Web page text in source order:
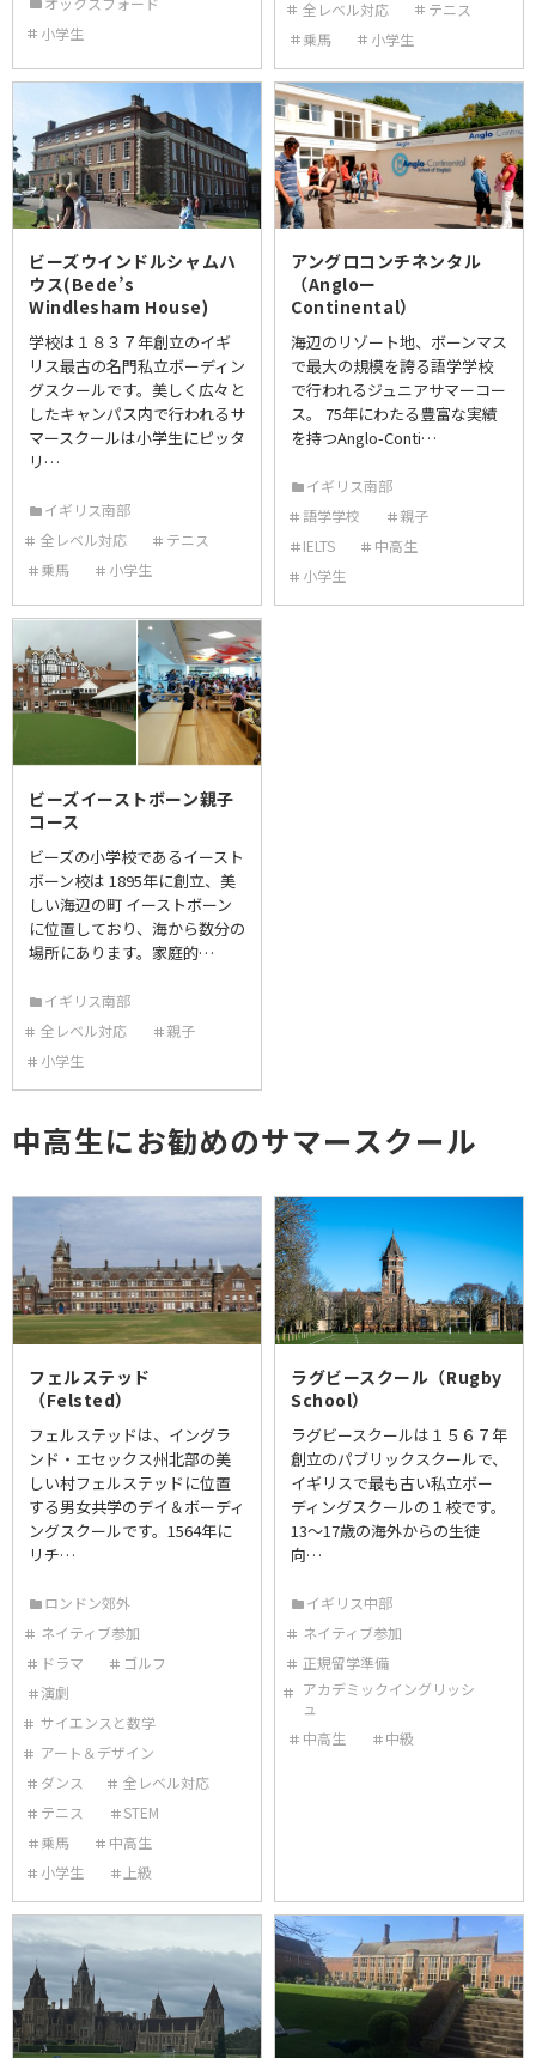
小学生
全レベル対応
テニス
乗馬
小学生
ビーズウインドルシャムハ
ウス(Bede’s
Windlesham House)
学校は１８３７年創立のイギ
リス最古の名門私立ボーディン
グスクールです。美しく広々と
したキャンパス内で行われるサ
マースクールは小学生にピッタ
リ…
イギリス南部
全レベル対応
テニス
乗馬
小学生
アングロコンチネンタル
（Angloー
Continental）
海辺のリゾート地、ボーンマス
で最大の規模を誇る語学学校
で行われるジュニアサマーコー
ス。 75年にわたる豊富な実績
を持つAnglo-Conti…
イギリス南部
語学学校
親子
IELTS
中高生
小学生
ビーズイーストボーン親子
コース
ビーズの小学校であるイースト
ボーン校は 1895年に創立、美
しい海辺の町 イーストボーン
に位置しており、海から数分の
場所にあります。家庭的…
イギリス南部
全レベル対応
親子
小学生
中高生にお勧めのサマースクール
フェルステッド
（Felsted）
フェルステッドは、イングラ
ンド・エセックス州北部の美
しい村フェルステッドに位置
する男女共学のデイ＆ボーディ
ングスクールです。1564年に
リチ…
ロンドン郊外
ネイティブ参加
ドラマ
ゴルフ
演劇
サイエンスと数学
アート＆デザイン
ダンス
全レベル対応
テニス
STEM
乗馬
中高生
小学生
上級
ラグビースクール（Rugby
School）
ラグビースクールは１５６７年
創立のパブリックスクールで、
イギリスで最も古い私立ボー
ディングスクールの１校です。
13〜17歳の海外からの生徒
向…
イギリス中部
ネイティブ参加
正規留学準備
アカデミックイングリッシ
ュ
中高生
中級